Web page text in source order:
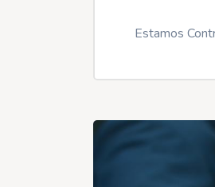
Estamos